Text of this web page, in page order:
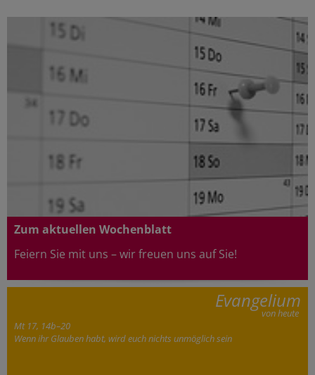
Zum aktuellen Wochenblatt
Feiern Sie mit uns – wir freuen uns auf Sie!
Evangelium
von heute
Mt 17, 14b–20
Wenn ihr Glauben habt, wird euch nichts unmöglich sein